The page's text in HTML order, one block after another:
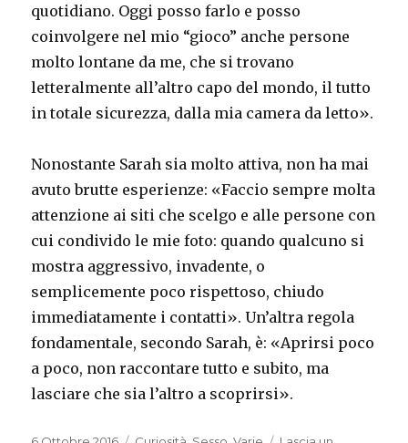
quotidiano. Oggi posso farlo e posso
coinvolgere nel mio “gioco” anche persone
molto lontane da me, che si trovano
letteralmente all’altro capo del mondo, il tutto
in totale sicurezza, dalla mia camera da letto».
Nonostante Sarah sia molto attiva, non ha mai
avuto brutte esperienze: «Faccio sempre molta
attenzione ai siti che scelgo e alle persone con
cui condivido le mie foto: quando qualcuno si
mostra aggressivo, invadente, o
semplicemente poco rispettoso, chiudo
immediatamente i contatti». Un’altra regola
fondamentale, secondo Sarah, è: «Aprirsi poco
a poco, non raccontare tutto e subito, ma
lasciare che sia l’altro a scoprirsi».